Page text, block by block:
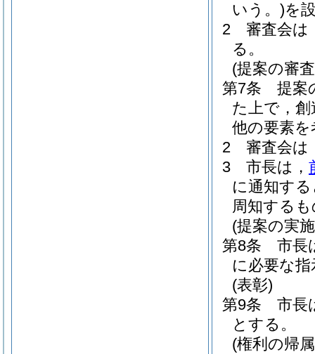
いう。)を
2
審査会は
る。
(提案の審
第7条
提案
た上で，
他の要素
2
審査会は
3
市長は，
に通知す
周知する
(提案の実
第8条
市長
に必要な
(表彰)
第9条
市長
とする。
(権利の帰